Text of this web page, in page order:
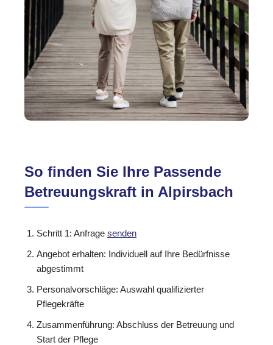
So finden Sie Ihre Passende
Betreuungskraft in Alpirsbach
Schritt 1: Anfrage senden
Angebot erhalten: Individuell auf Ihre Bedürfnisse
abgestimmt
Personalvorschläge: Auswahl qualifizierter
Pflegekräfte
Zusammenführung: Abschluss der Betreuung und
Start der Pflege